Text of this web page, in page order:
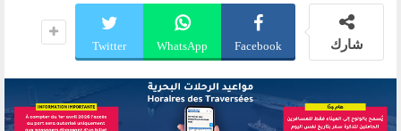
شارك Facebook
WhatsApp
Twitter